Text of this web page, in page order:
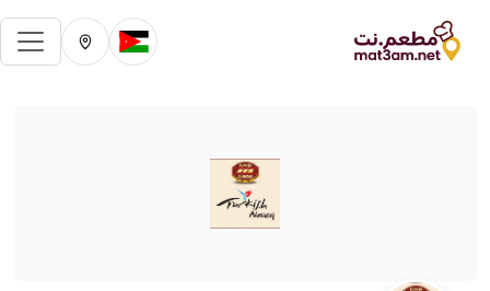
تغيير الدولة الحالية
تغيير المدينة